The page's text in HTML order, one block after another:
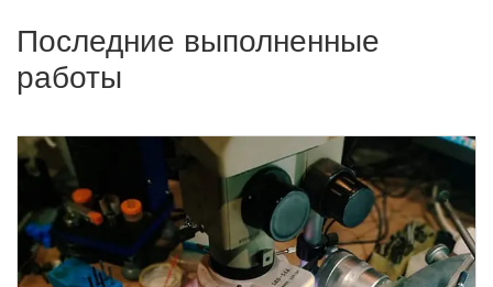
Последние выполненные
работы